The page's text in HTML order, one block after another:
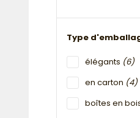
Type
élégants (6)
en carton (4)
boîtes en